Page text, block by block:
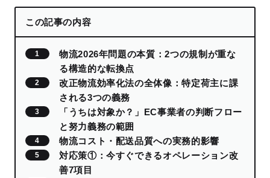
この記事の内容
物流2026年問題の本質：2つの規制が重な
る構造的な転換点
改正物流効率化法の全体像：特定荷主に課
される3つの義務
「うちは対象か？」EC事業者の判断フロー
と努力義務の範囲
物流コスト・配送品質への実務的影響
対応策①：今すぐできるオペレーション改
善7項目